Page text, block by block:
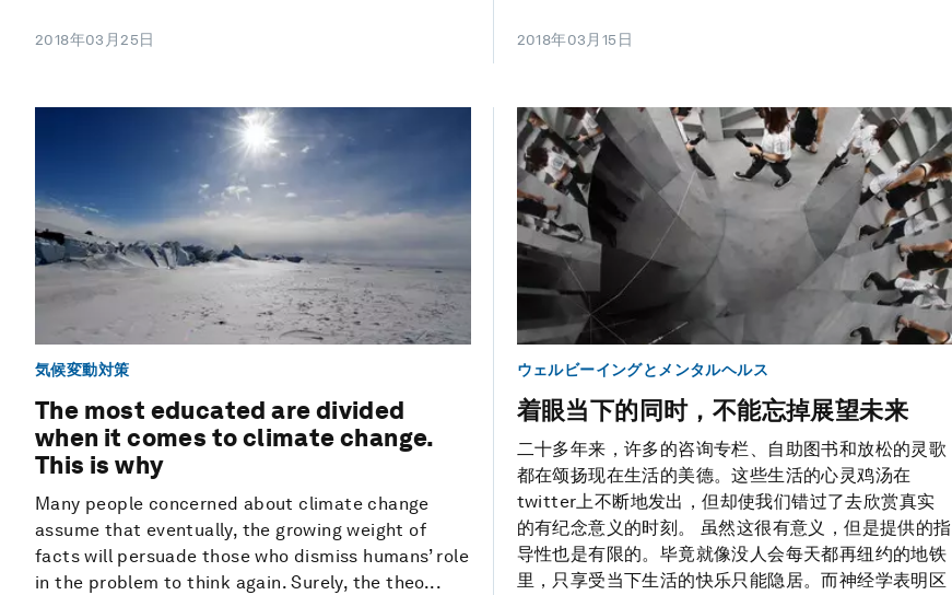
2018年03月25日 2018年03月15日
気候変動対策
The most educated are divided
when it comes to climate change.
This is why
Many people concerned about climate change
assume that eventually, the growing weight of
facts will persuade those who dismiss humans’ role
in the problem to think again. Surely, the theo...
ウェルビーイングとメンタルヘルス
着眼当下的同时，不能忘掉展望未来
二十多年来，许多的咨询专栏、自助图书和放松的灵歌
都在颂扬现在生活的美德。这些生活的心灵鸡汤在
twitter上不断地发出，但却使我们错过了去欣赏真实
的有纪念意义的时刻。 虽然这很有意义，但是提供的指
导性也是有限的。毕竟就像没人会每天都再纽约的地铁
里，只享受当下生活的快乐只能隐居。而神经学表明区